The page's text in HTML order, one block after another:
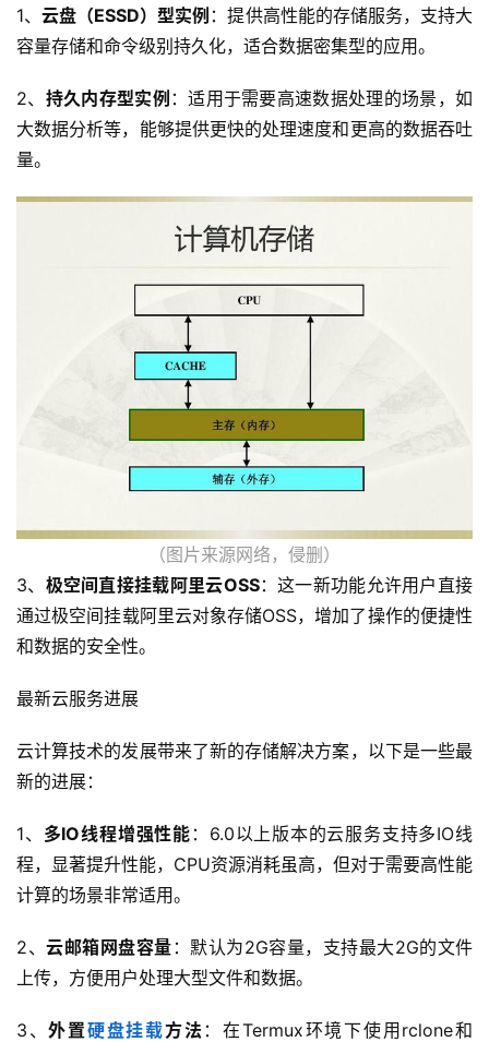
计
算
术
站
运
维
虚
主
机
行
业
动
签
1、云盘（ESSD）型实例 ：提供高性能的存储服务，支持大
容量存储和命令级别持久化，适合数据密集型的应用。
2、 持久内存型实例 ：适用于需要高速数据处理的场景，如
大数据分析等，能够提供更快的处理速度和更高的数据吞吐
量。
（图片来源网络，侵删）
3、 极空间直接挂载阿里云OSS：这一新功能允许用户直接
通过极空间挂载阿里云对象存储OSS，增加了操作的便捷性
和数据的安全性。
最新云服务进展
云计算技术的发展带来了新的存储解决方案，以下是一些最
新的进展：
1、 多IO线程增强性能 ：6.0以上版本的云服务支持多IO线
程，显著提升性能，CPU资源消耗虽高，但对于需要高性能
计算的场景非常适用。
2、 云邮箱网盘容量 ：默认为2G容量，支持最大2G的文件
上传，方便用户处理大型文件和数据。
3、外置硬盘挂载方法 ：在Termux环境下使用rclone和